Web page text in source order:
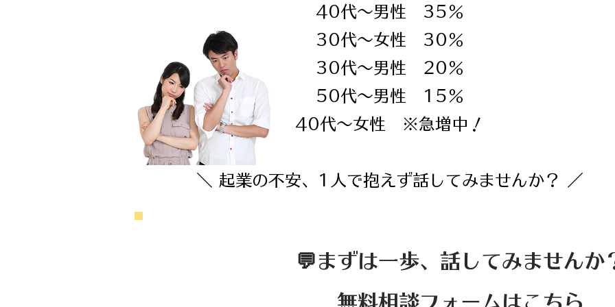
40代～男性 35％
30代～女性 30％
30代～男性 20％
50代～男性 15％
40代～女性 ※急増中！
＼ 起業の不安、1人で抱えず話してみませんか？ ／
​💬まずは一歩、話してみませんか
無料相談フォームはこちら